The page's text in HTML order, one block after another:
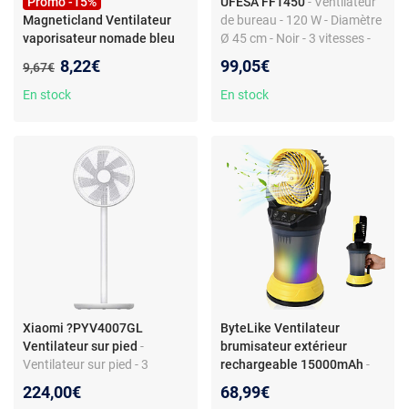
Magneticland Ventilateur
vaporisateur nomade bleu
Ancien prix :
9,67€ Nouveau prix :
8,22€
En stock
de bureau - 120 W - Diamètre
Ø 45 cm - Noir - 3 vitesses -
99,05€
En stock
Xiaomi ?PYV4007GL
Ventilateur sur pied -
Ventilateur sur pied - 3
câble 1,6 m
224,00€
ByteLike Ventilateur
brumisateur extérieur
rechargeable 15000mAh -
extérieur rechargeable
68,99€